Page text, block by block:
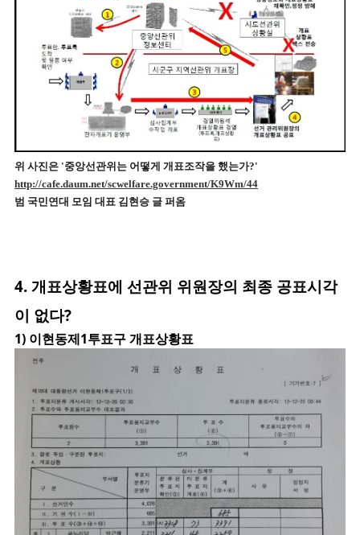
위 사진은 '중앙선관위는 어떻게 개표조작을 했는가?'
http://cafe.daum.net/scwelfare.government/K9Wm/44
범 국민연대 모임 대표 김현승 글 퍼옴
4. 개표상황표에 선관위 위원장의 최종 공표시각
이 없다?
1) 이현동제1투표구 개표상황표